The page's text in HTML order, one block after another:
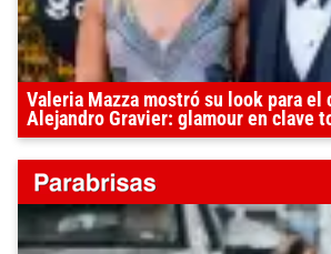
Valeria Mazza mostró su look para el
Alejandro Gravier: glamour en clave